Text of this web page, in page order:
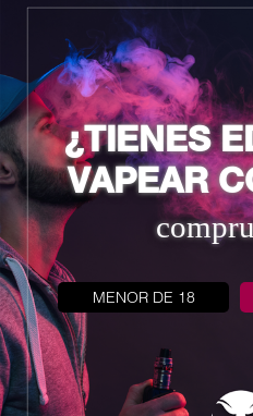
¿TIENES
VAPEAR
MENOR DE 18
6 otros productos
categoría:
